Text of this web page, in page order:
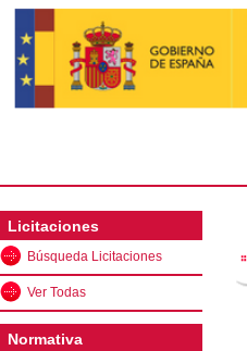
Licitaciones
Búsqueda Licitaciones
Ver Todas
Normativa